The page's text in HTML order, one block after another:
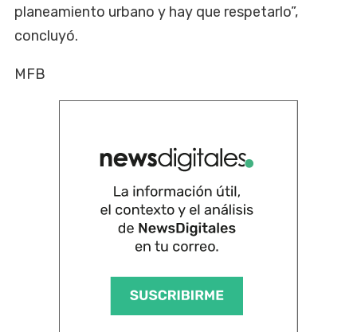
planeamiento urbano y hay que respetarlo”,
concluyó.
MFB